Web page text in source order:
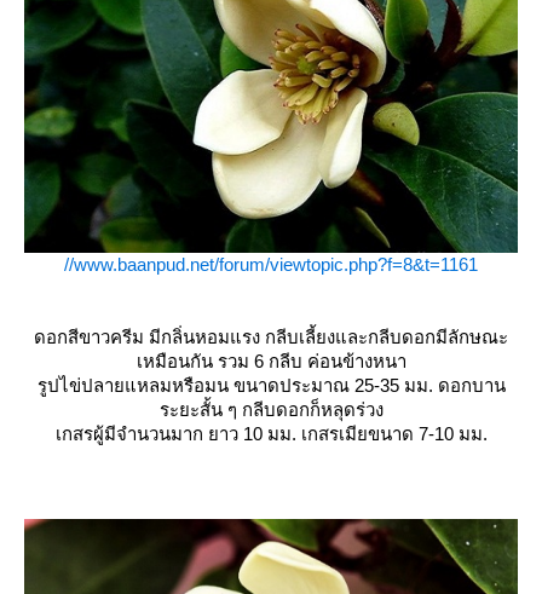
//www.baanpud.net/forum/viewtopic.php?f=8&t=1161
ดอกสีขาวครีม มีกลิ่นหอมแรง กลีบเลี้ยงและกลีบดอกมีลักษณะ
เหมือนกัน รวม 6 กลีบ ค่อนข้างหนา
รูปไข่ปลายแหลมหรือมน ขนาดประมาณ 25-35 มม. ดอกบาน
ระยะสั้น ๆ กลีบดอกก็หลุดร่วง
เกสรผู้มีจำนวนมาก ยาว 10 มม. เกสรเมียขนาด 7-10 มม.